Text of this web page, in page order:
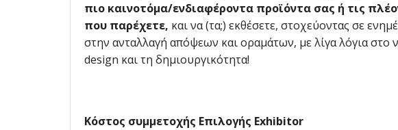
πιο καινοτόμα/ενδιαφέροντα προϊόντα σας ή τις
που παρέχετε, και να (τα;) εκθέσετε, στοχεύοντας σε
στην ανταλλαγή απόψεων και οραμάτων, με λίγα λόγια στο
design και τη δημιουργικότητα!
Κόστος συμμετοχής Επιλογής Exhibitor